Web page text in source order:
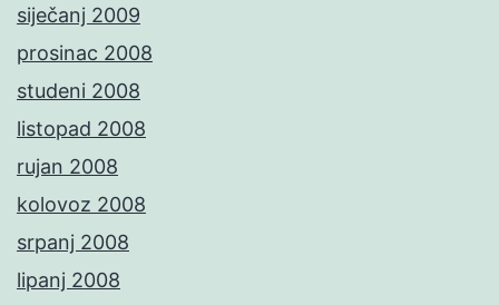
siječanj 2009
prosinac 2008
studeni 2008
listopad 2008
rujan 2008
kolovoz 2008
srpanj 2008
lipanj 2008